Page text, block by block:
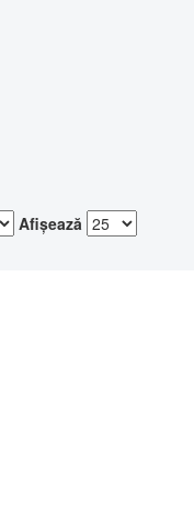
Afișează